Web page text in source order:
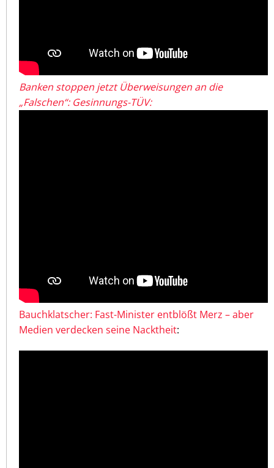
Banken stoppen jetzt Überweisungen an die
„Falschen“: Gesinnungs-TÜV:
Bauchklatscher: Fast-Minister entblößt Merz – aber
Medien verdecken seine Nacktheit: